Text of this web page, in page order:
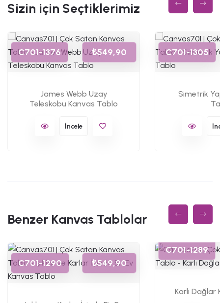
Sizin için Seçtiklerimiz
C701-1376 ₺549,90
James Webb Uzay
Teleskobu Kanvas Tablo
İncele
C701-1305
Simetrik
Benzer Kanvas Tablolar
C701-1290 ₺549,90
C701-1289
Karlı